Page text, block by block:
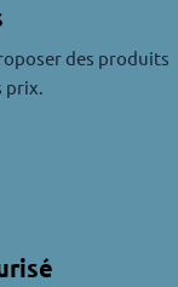
des produits
prix.